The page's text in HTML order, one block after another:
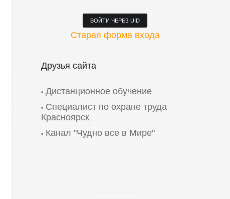
ВОЙТИ ЧЕРЕЗ UID
Старая форма входа
Друзья сайта
Дистанционное обучение
Специалист по охране труда
Красноярск
Канал "Чудно все в Мире"